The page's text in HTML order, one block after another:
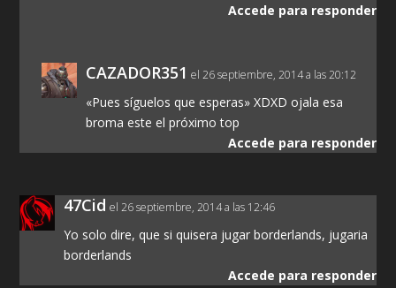
Accede para responder
CAZADOR351 el 26 septiembre, 2014 a las 20:12
«Pues síguelos que esperas» XDXD ojala esa
broma este el próximo top
Accede para responder
47Cid el 26 septiembre, 2014 a las 12:46
Yo solo dire, que si quisera jugar borderlands, jugaria
borderlands
Accede para responder